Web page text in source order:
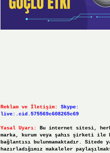
Reklam ve İletişim:
Skype:
live:.cid.575569c608265c69
Yasal Uyarı:
Bu internet sitesi,
marka, kurum veya şahıs şirketi ile
bağlantısı bulunmamaktadır. Sitede
hazırladığımız makaleler